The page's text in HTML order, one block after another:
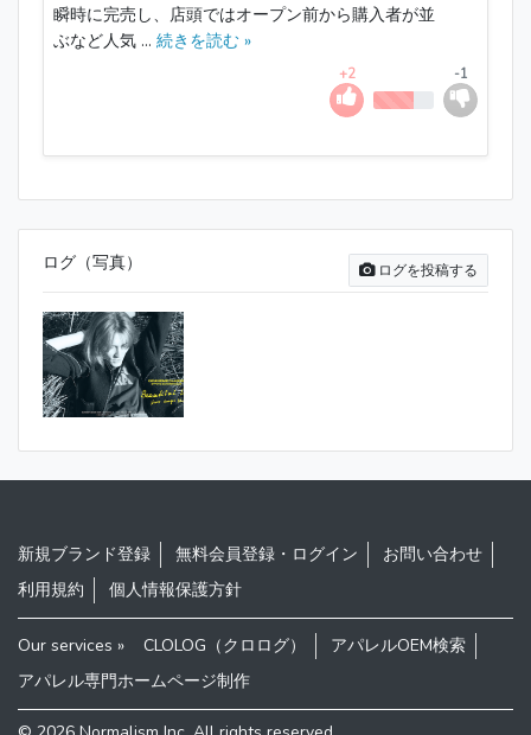
瞬時に完売し、店頭ではオープン前から購入者が並
ぶなど人気 ... 続きを読む »
+2 -1
ログを投稿する
ログ（写真）
新規ブランド登録 無料会員登録・ログイン
お問い合わせ
利用規約
個人情報保護方針
Our services » CLOLOG（クロログ）
アパレルOEM検索
アパレル専門ホームページ制作